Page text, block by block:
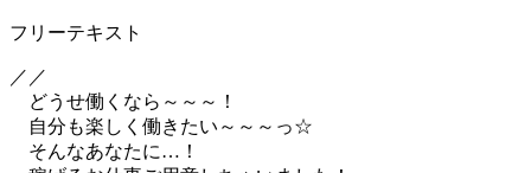
フリーテキスト
／／
どうせ働くなら～～～！
自分も楽しく働きたい～～～っ☆
そんなあなたに…！